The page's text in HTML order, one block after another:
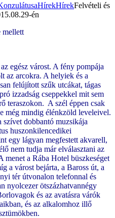
HírekHírekFelvételi és
én
mellett
egész várost. A fény pompája
az arcokra. A helyiek és a
felújított szűk utcákat, tágas
izzadság cseppekkel mit sem
teraszokon. A szél éppen csak
még mindig élénkzöld leveleivel.
szívet dobbantó muzsikája
huszonkilencedikei
egy lágyan megfestett akvarell,
nem tudja már elválasztani az
a Rába Hotel büszkeséget
a várost bejárta, a Baross út, a
tér útvonalon telefonnal és
nyolcezer ötszázhatvannégy
és az avatásra várók
és az alkalomhoz illő